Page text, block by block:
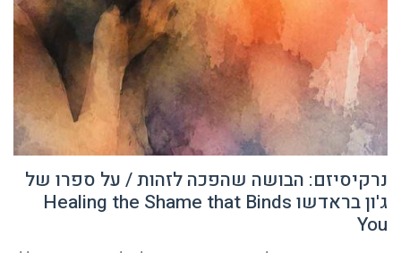
נרקיסיזם: הבושה שהפכה לזהות / על ספרו של
ג'ון בראדשו Healing the Shame that Binds
You